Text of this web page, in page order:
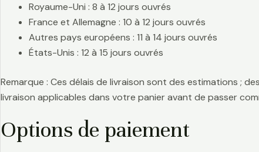
Royaume-Uni : 8 à 12 jours ouvrés
France et Allemagne : 10 à 12 jours ouvrés
Autres pays européens : 11 à 14 jours ouvrés
États-Unis : 12 à 15 jours ouvrés
Remarque : Ces délais de livraison sont des estimations ;
livraison applicables dans votre panier avant de passer
Options de paiement